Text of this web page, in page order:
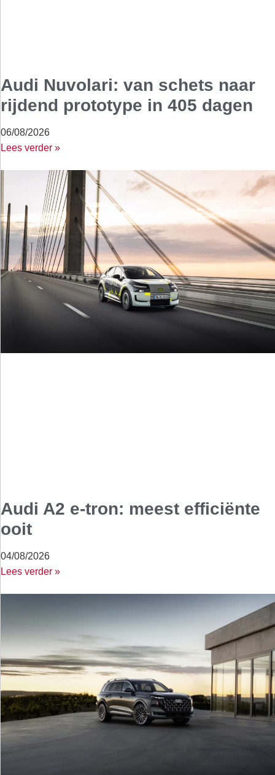
Audi Nuvolari: van schets naar
rijdend prototype in 405 dagen
06/08/2026
Lees verder »
Audi A2 e-tron: meest efficiënte
ooit
04/08/2026
Lees verder »